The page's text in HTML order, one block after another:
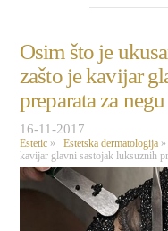
Osim što je
zašto je kavijar
preparata za
16-11-2017
Estetic » Estetska dermatologija »
kavijar glavni sastojak luksuznih